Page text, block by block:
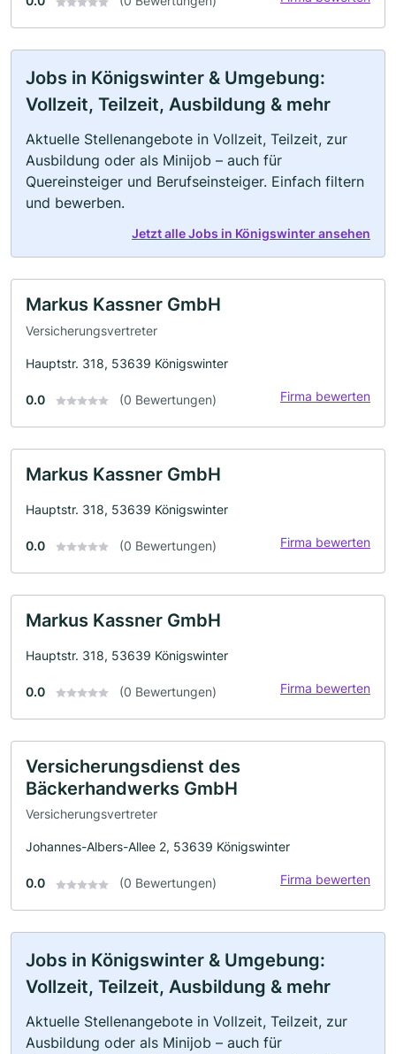
Jobs in Königswinter & Umgebung:
Vollzeit, Teilzeit, Ausbildung & mehr
Aktuelle Stellenangebote in Vollzeit, Teilzeit, zur
Ausbildung oder als Minijob – auch für
Quereinsteiger und Berufseinsteiger. Einfach filtern
und bewerben.
Jetzt alle Jobs in Königswinter ansehen
Markus Kassner GmbH
Versicherungsvertreter
Hauptstr. 318, 53639 Königswinter
0.0 (0 Bewertungen) Firma bewerten
Markus Kassner GmbH
Hauptstr. 318, 53639 Königswinter
0.0 (0 Bewertungen) Firma bewerten
Markus Kassner GmbH
Hauptstr. 318, 53639 Königswinter
0.0 (0 Bewertungen) Firma bewerten
Versicherungsdienst des
Bäckerhandwerks GmbH
Versicherungsvertreter
Johannes-Albers-Allee 2, 53639 Königswinter
0.0 (0 Bewertungen) Firma bewerten
Jobs in Königswinter & Umgebung:
Vollzeit, Teilzeit, Ausbildung & mehr
Aktuelle Stellenangebote in Vollzeit, Teilzeit, zur
Ausbildung oder als Minijob – auch für